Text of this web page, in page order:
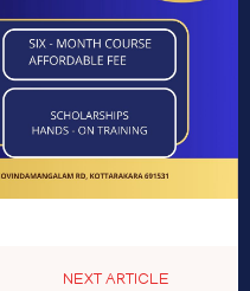
NEXT ARTICLE